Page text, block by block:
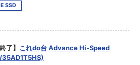
SSD
了】 これdo台 Advance Hi-Speed
35AD1T5HS)